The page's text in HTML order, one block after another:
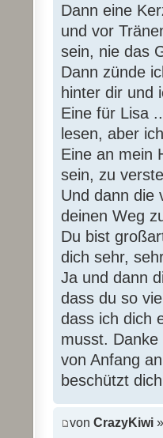
Dann eine
und vor
sein, nie das
Dann zünde
hinter dir und
Eine für Lisa
lesen, aber
Eine an mein
sein, zu
Und dann die
deinen Weg
Du bist
dich sehr,
Ja und dann
dass du so
dass ich dich
musst.
von Anfang
beschützt
von CrazyKiwi